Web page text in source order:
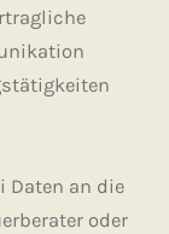
Daten an die
oder